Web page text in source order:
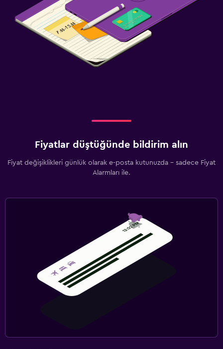
Fiyatlar düştüğünde bildirim alın
Fiyat değişiklikleri günlük olarak e-posta kutunuzda - sadece Fiyat
Alarmları ile.